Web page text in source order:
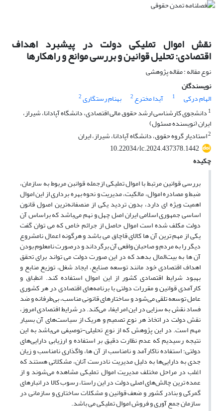
نقش اموال تملیکی دولت در پیشبرد اهداف
اقتصادی: تحلیل قوانین و بررسی موانع و راهکارها
نوع مقاله : مقاله پژوهشی
نویسندگان
الهام درکی
1 آیدا مخترع 2 بهنام رستگاری2
1 دانشجوی کارشناسی ارشد حقوق مالی اقتصادی، دانشگاه آپادانا، شیراز،
ایران (نویسنده مسئول)
2استادیار گروه حقوق، دانشگاه آپادانا، شیراز، ایران
10.22034/lc.2024.437378.1442
چکیده
بررسی قوانین مرتبط با اموال تملیکی ازجمله قوانبن مربوط به سازمان،
ضبط و مصادره اموال، مالکیت، مدیریت و نحوه بهره برداری از این اموال
اهمیت ویژه ای دارد، بدون تردید یکی از منصفانه‌ترین اصول قانون
اساسی جمهوری اسلامی ایران اصل چهل و نهم می‌باشد که براساس آن
دولت مکلف شده است اموال حاصل از جرائم خاص که می توان گفت
یکی از مهم ترین آن ها کالای قاچاق می باشد و هرگونه اعمال نامشروع
دیگر را به مردم و صاحبان واقعی آن برگرداند و درصورت نامعلوم بودن
آن ها به بیت‌المال بدهد که در این صورت دولت می تواند برای تحقق
اهداف اقتصادی خود مانند توسعه صنایع، ایجاد شغل، توزیع منابع و
بهبود شرایط اقتصادی کشور از این اموال استفاده کند. انطباق و
کارآمدی قوانین و مقررات دولتی با برنامه‌های اقتصادی در هر کشوری
عامل توسعه تلقی می‌شود و ساختارهای قانونی مناسب، بی‌طرفانه و ضد
فساد نقش به سزایی در این امر ایفاء می‌کند. در شرایط اقتصادی امروز،
نقش دولت در اتخاذ هر نوع تصمیم و هریک از سیاست‌های آن بسیار
مهم است. در این پژوهش که از نوع تحلیلی-توصیفی می‌باشد به این
نتیجه رسیدیم که عدم نظارت دقیق بر استفاده و ارزیابی دارایی‌های
دولتی؛ استفاده ناکارآمد و نامناسب از آن ها، واگذاری نامناسب و زیان
جدی به دارایی‌ها به ‌دلیل مدیریت نادرست آنان، مشکلاتی هستند که
اغلب در مراحل مختلف مدیریت اموال تملیکی مشاهده می‌شوند و از
عمده ترین چالش‌های اصلی دولت در این راستا، رسوب کالا در انبارهای
گمرکی و بنادر کشور و ضعف قوانین و مشکلات ساختاری و سازمانی در
سازمان جمع آوری و فروش اموال تملیکی می باشد.